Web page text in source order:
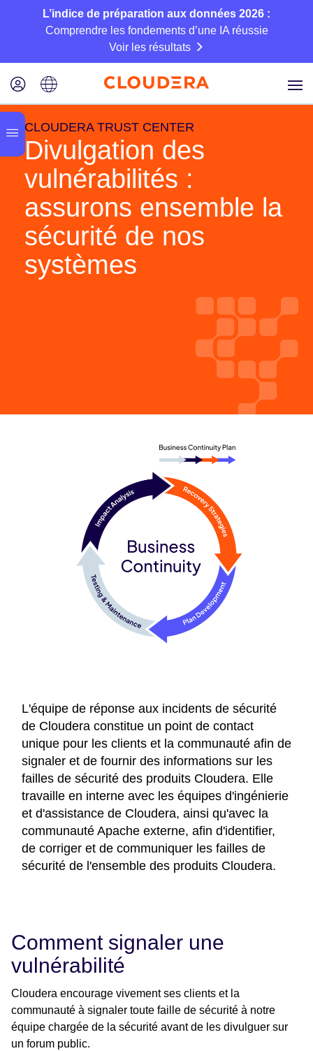
L’indice de préparation aux données 2026 :
Comprendre les fondements d’une IA réussie
Voir les résultats
CLOUDERA TRUST CENTER
Divulgation des
vulnérabilités :
assurons ensemble la
sécurité de nos
systèmes
L'équipe de réponse aux incidents de sécurité
de Cloudera constitue un point de contact
unique pour les clients et la communauté afin de
signaler et de fournir des informations sur les
failles de sécurité des produits Cloudera. Elle
travaille en interne avec les équipes d'ingénierie
et d'assistance de Cloudera, ainsi qu'avec la
communauté Apache externe, afin d'identifier,
de corriger et de communiquer les failles de
sécurité de l'ensemble des produits Cloudera.
Comment signaler une
vulnérabilité
Cloudera encourage vivement ses clients et la
communauté à signaler toute faille de sécurité à notre
équipe chargée de la sécurité avant de les divulguer sur
un forum public.